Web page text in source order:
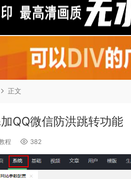
正文
QQ微信防洪跳转功能
程 382